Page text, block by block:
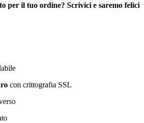
per il tuo ordine? Scrivici e saremo felici
con crittografia SSL